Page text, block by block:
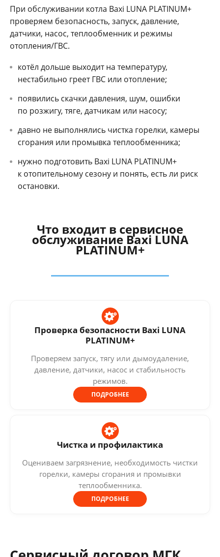
При обслуживании котла Baxi LUNA PLATINUM+
проверяем безопасность, запуск, давление,
датчики, насос, теплообменник и режимы
отопления/ГВС.
котёл дольше выходит на температуру,
нестабильно греет ГВС или отопление;
появились скачки давления, шум, ошибки
по розжигу, тяге, датчикам или насосу;
давно не выполнялись чистка горелки, камеры
сгорания или промывка теплообменника;
нужно подготовить Baxi LUNA PLATINUM+
к отопительному сезону и понять, есть ли риск
остановки.
Что входит в сервисное
обслуживание Baxi LUNA
PLATINUM+
Проверка безопасности Baxi LUNA
PLATINUM+
Проверяем запуск, тягу или дымоудаление,
давление, датчики, насос и стабильность
режимов.
ПОДРОБНЕЕ
Чистка и профилактика
Оцениваем загрязнение, необходимость чистки
горелки, камеры сгорания и промывки
теплообменника.
ПОДРОБНЕЕ